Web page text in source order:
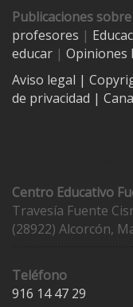
Publicaciones
profesores |
educar | Opiniones
Aviso legal |
de privacidad |
Centro Educativo
Travesía Fuente
(28922) Alcorcón,
Teléfono
916 14 47 29